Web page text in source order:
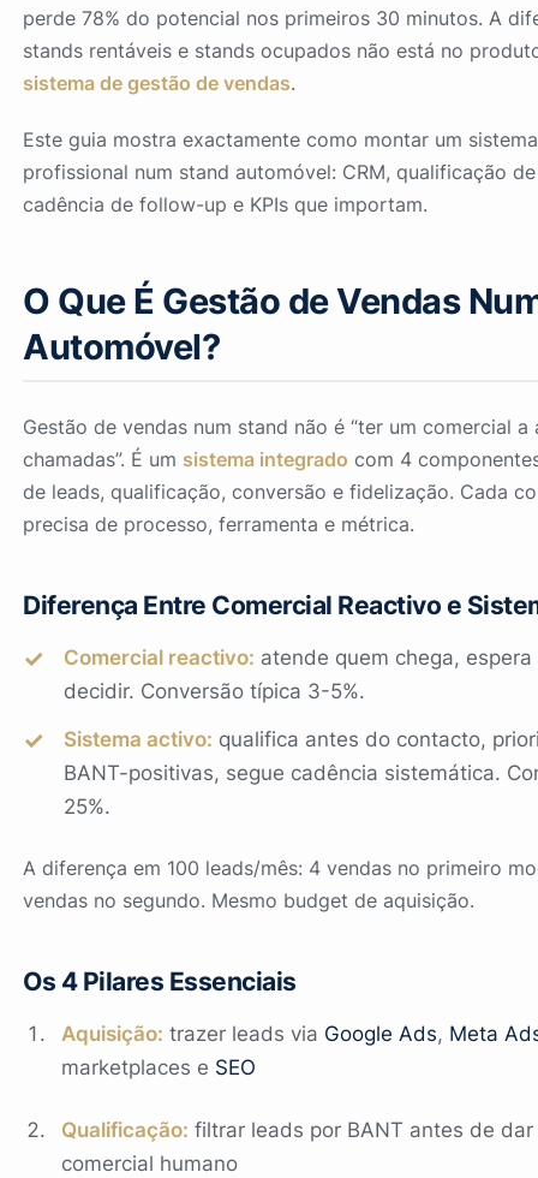
perde 78% do potencial nos primeiros 30 minutos. A
stands rentáveis e stands ocupados não está no
sistema de gestão de vendas.
Este guia mostra exactamente como montar um
profissional num stand automóvel: CRM, qualificação
cadência de follow-up e KPIs que importam.
O Que É Gestão de Vendas
Automóvel?
Gestão de vendas num stand não é “ter um comercial a
chamadas”. É um sistema integrado com 4
de leads, qualificação, conversão e fidelização. Cada
precisa de processo, ferramenta e métrica.
Diferença Entre Comercial Reactivo e
Comercial reactivo: atende quem chega,
decidir. Conversão típica 3-5%.
Sistema activo: qualifica antes do contacto,
BANT-positivas, segue cadência sistemática.
25%.
A diferença em 100 leads/mês: 4 vendas no primeiro
vendas no segundo. Mesmo budget de aquisição.
Os 4 Pilares Essenciais
Aquisição: trazer leads via Google Ads, Meta
marketplaces e SEO
Qualificação: filtrar leads por BANT antes de dar
comercial humano